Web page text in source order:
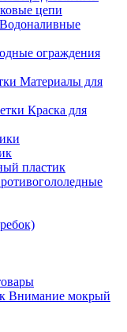
цепи
Водоналивные
ограждения
Материалы для
Краска для
пластик
Внимание мокрый